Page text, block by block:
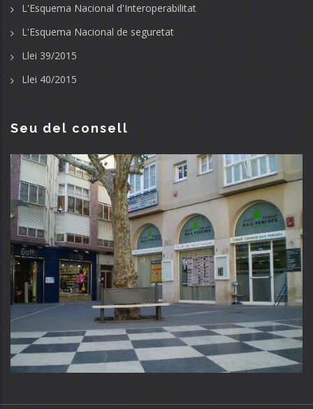
L'Esquema Nacional d'Interoperabilitat
L'Esquema Nacional de seguretat
Llei 39/2015
Llei 40/2015
Seu del consell